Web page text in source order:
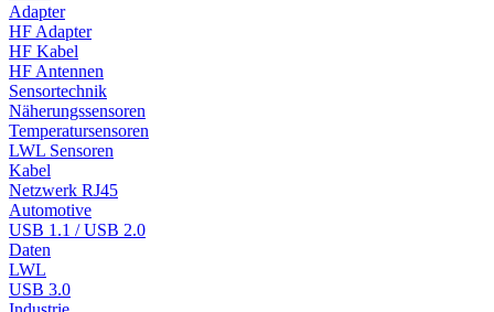
Adapter
HF Adapter
HF Kabel
HF Antennen
Sensortechnik
Näherungssensoren
Temperatursensoren
LWL Sensoren
Kabel
Netzwerk RJ45
Automotive
USB 1.1 / USB 2.0
Daten
LWL
USB 3.0